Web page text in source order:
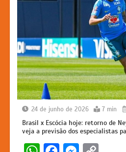
24 de junho de 2026 7 min
Brasil x Escócia hoje: retorno de
veja a previsão dos especialistas